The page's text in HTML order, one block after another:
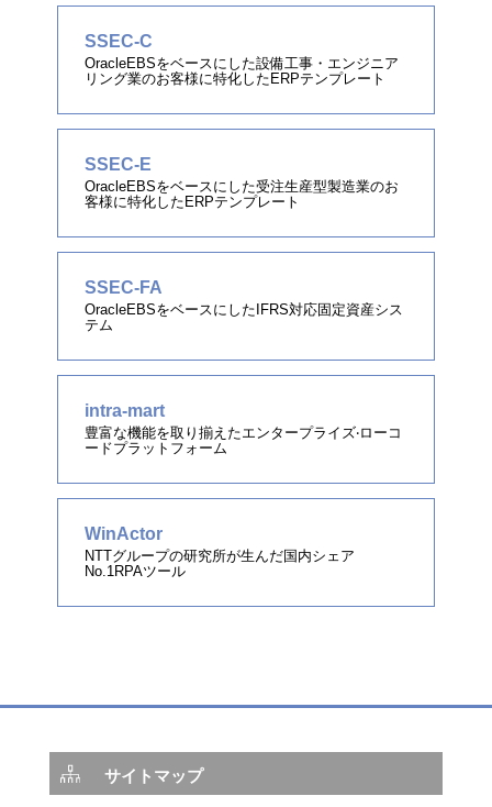
SSEC-C
OracleEBSをベースにした設備工事・エンジニア
リング業のお客様に特化したERPテンプレート
SSEC-E
OracleEBSをベースにした受注生産型製造業のお
客様に特化したERPテンプレート
SSEC-FA
OracleEBSをベースにしたIFRS対応固定資産シス
テム
intra-mart
豊富な機能を取り揃えたエンタープライズ‧ローコ
ードプラットフォーム
WinActor
NTTグループの研究所が生んだ国内シェア
No.1RPAツール
サイトマップ